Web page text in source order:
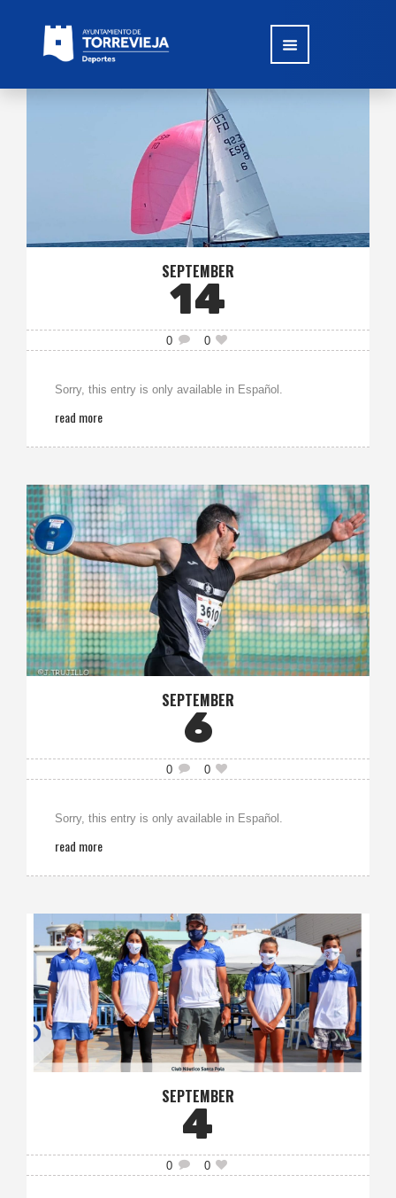
SEPTEMBER
14
0 0
Sorry, this entry is only available in Español.
read more
SEPTEMBER
6
0 0
Sorry, this entry is only available in Español.
read more
SEPTEMBER
4
0 0